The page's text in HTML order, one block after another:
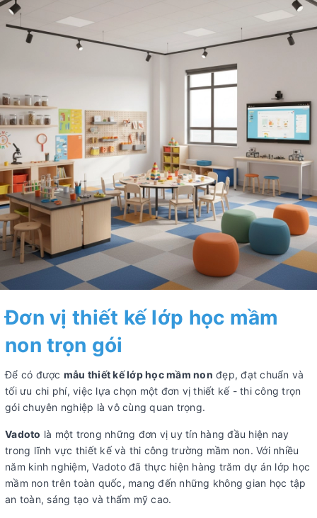
Đơn vị thiết kế lớp học mầm
non trọn gói
Để có được mẫu thiết kế lớp học mầm non đẹp, đạt chuẩn và
tối ưu chi phí, việc lựa chọn một đơn vị thiết kế - thi công trọn
gói chuyên nghiệp là vô cùng quan trọng.
Vadoto là một trong những đơn vị uy tín hàng đầu hiện nay
trong lĩnh vực thiết kế và thi công trường mầm non. Với nhiều
năm kinh nghiệm, Vadoto đã thực hiện hàng trăm dự án lớp học
mầm non trên toàn quốc, mang đến những không gian học tập
an toàn, sáng tạo và thẩm mỹ cao.